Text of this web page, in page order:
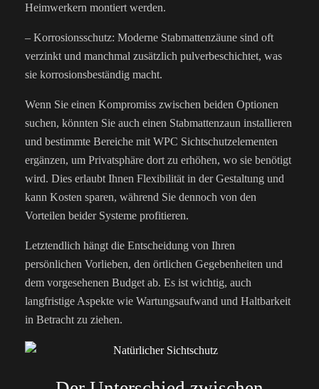
Heimwerkern montiert werden.
– Korrosionsschutz: Moderne Stabmattenzäune sind oft
verzinkt und manchmal zusätzlich pulverbeschichtet, was
sie korrosionsbeständig macht.
Wenn Sie einen Kompromiss zwischen beiden Optionen
suchen, könnten Sie auch einen Stabmattenzaun installieren
und bestimmte Bereiche mit WPC Sichtschutzelementen
ergänzen, um Privatsphäre dort zu erhöhen, wo sie benötigt
wird. Dies erlaubt Ihnen Flexibilität in der Gestaltung und
kann Kosten sparen, während Sie dennoch von den
Vorteilen beider Systeme profitieren.
Letztendlich hängt die Entscheidung von Ihren
persönlichen Vorlieben, den örtlichen Gegebenheiten und
dem vorgesehenen Budget ab. Es ist wichtig, auch
langfristige Aspekte wie Wartungsaufwand und Haltbarkeit
in Betracht zu ziehen.